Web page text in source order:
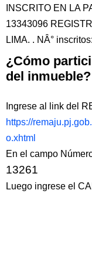
INSCRITO EN LA
13343096
LIMA. . NÂ°
¿Cómo
del inmueble?
Ingrese al link del
https://
o.xhtml
En el campo
13261
Luego ingrese el